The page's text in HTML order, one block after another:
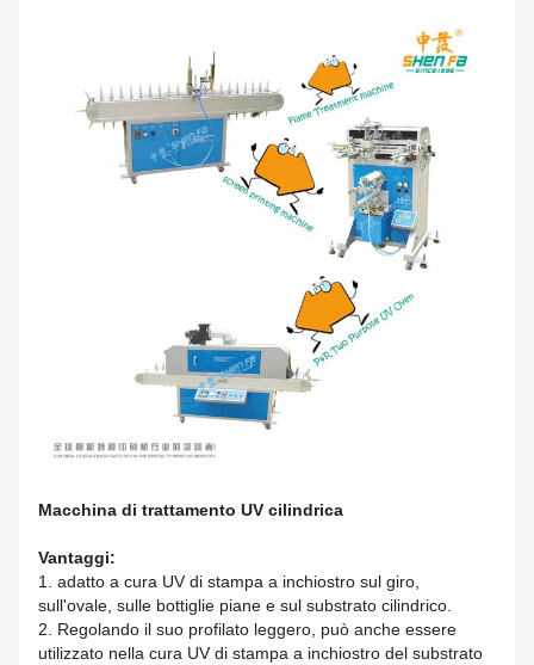
Macchina di trattamento UV cilindrica
Vantaggi:
1. adatto a cura UV di stampa a inchiostro sul giro,
sull'ovale, sulle bottiglie piane e sul substrato cilindrico.
2. Regolando il suo profilato leggero, può anche essere
utilizzato nella cura UV di stampa a inchiostro del substrato